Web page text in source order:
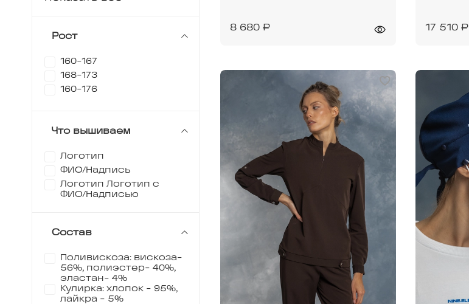
8 680 ₽ 17 510 ₽
Рост
160-167
168-173
160-176
Что вышиваем
Логотип
ФИО/Надпись
Логотип Логотип с
ФИО/Надписью
Состав
Поливискоза: вискоза-
56%, полиэстер- 40%,
эластан- 4%
Кулирка: хлопок - 95%,
лайкра - 5%